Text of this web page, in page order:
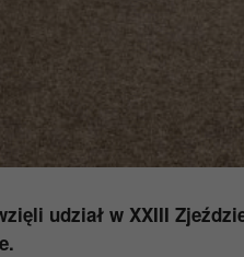
udział w XXIII